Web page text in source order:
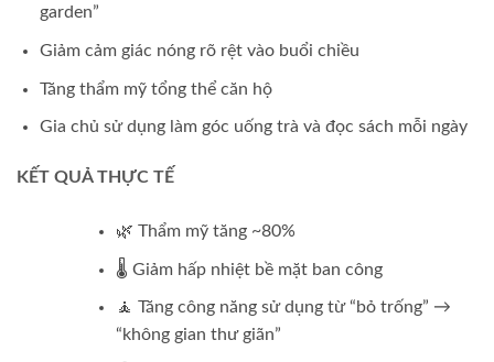
garden”
Giảm cảm giác nóng rõ rệt vào buổi chiều
Tăng thẩm mỹ tổng thể căn hộ
Gia chủ sử dụng làm góc uống trà và đọc sách mỗi ngày
KẾT QUẢ THỰC TẾ
🌿 Thẩm mỹ tăng ~80%
🌡 Giảm hấp nhiệt bề mặt ban công
🧘 Tăng công năng sử dụng từ “bỏ trống” →
“không gian thư giãn”